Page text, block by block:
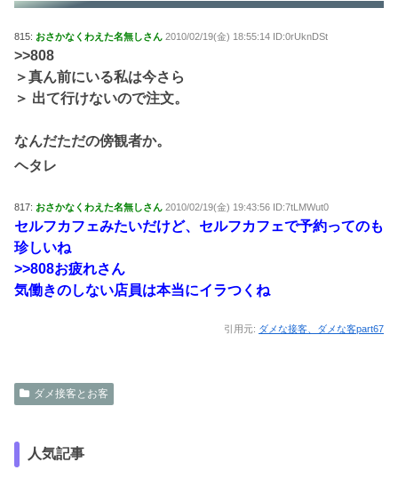
815: おさかなくわえた名無しさん 2010/02/19(金) 18:55:14 ID:0rUknDSt
>>808
＞真ん前にいる私は今さら
＞ 出て行けないので注文。
なんだただの傍観者か。
ヘタレ
817: おさかなくわえた名無しさん 2010/02/19(金) 19:43:56 ID:7tLMWut0
セルフカフェみたいだけど、セルフカフェで予約ってのも
珍しいね
>>808お疲れさん
気働きのしない店員は本当にイラつくね
引用元: ダメな接客、ダメな客part67
ダメ接客とお客
人気記事